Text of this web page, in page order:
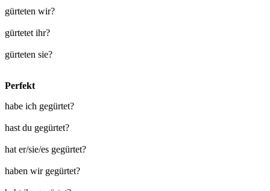
gürteten wir?
gürtetet ihr?
gürteten sie?
Perfekt
habe ich gegürtet?
hast du gegürtet?
hat er/sie/es gegürtet?
haben wir gegürtet?